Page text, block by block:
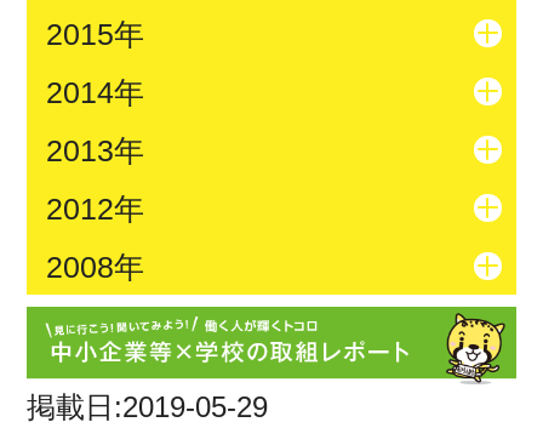
2015年
2014年
2013年
2012年
2008年
掲載日:2019-05-29